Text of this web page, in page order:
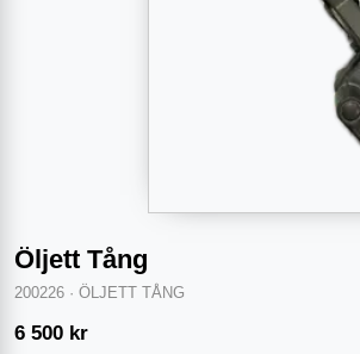
Öljett Tång
200226 · ÖLJETT TÅNG
6 500 kr